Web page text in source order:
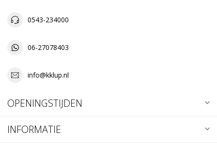
0543-234000
06-27078403
info@kklup.nl
OPENINGSTIJDEN
INFORMATIE